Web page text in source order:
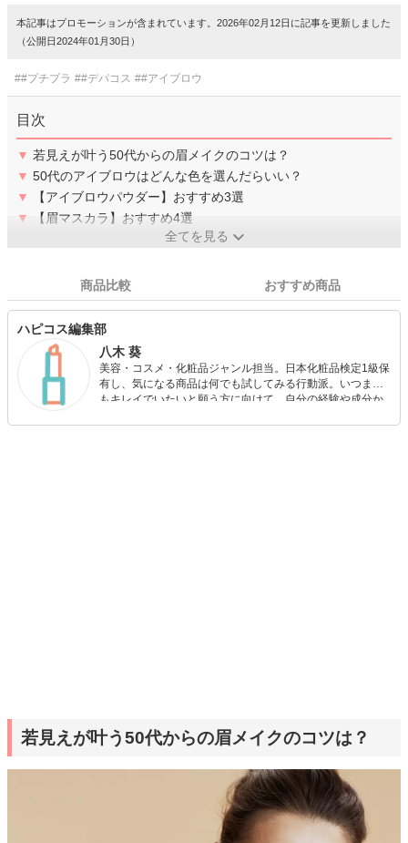
本記事はプロモーションが含まれています。2026年02月12日に記事を更新しました
（公開日2024年01月30日）
##プチプラ ##デパコス ##アイブロウ
目次
▼ 若見えが叶う50代からの眉メイクのコツは？
▼ 50代のアイブロウはどんな色を選んだらいい？
▼
【アイブロウパウダー】おすすめ3選
▼
【眉マスカラ】おすすめ4選
全てを見る
商品比較 おすすめ商品
ハピコス編集部
八木 葵
美容・コスメ・化粧品ジャンル担当。日本化粧品検定1級保
有し、気になる商品は何でも試してみる行動派。いつまで
もキレイでいたいと願う方に向けて、自分の経験や成分か
若見えが叶う50代からの眉メイクのコツは？